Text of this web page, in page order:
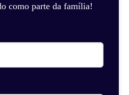
como parte da família!